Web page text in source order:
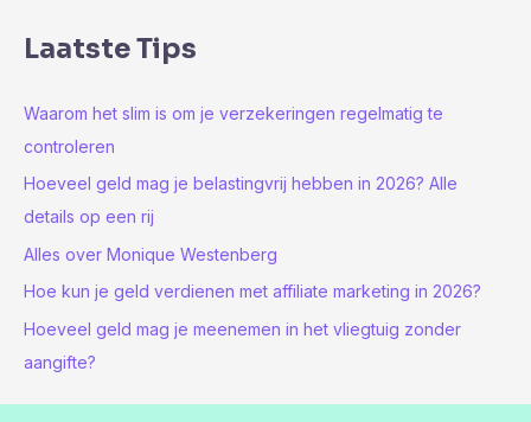
Laatste Tips
Waarom het slim is om je verzekeringen regelmatig te
controleren
Hoeveel geld mag je belastingvrij hebben in 2026? Alle
details op een rij
Alles over Monique Westenberg
Hoe kun je geld verdienen met affiliate marketing in 2026?
Hoeveel geld mag je meenemen in het vliegtuig zonder
aangifte?